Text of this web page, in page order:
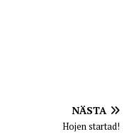
NÄSTA
Hojen startad!